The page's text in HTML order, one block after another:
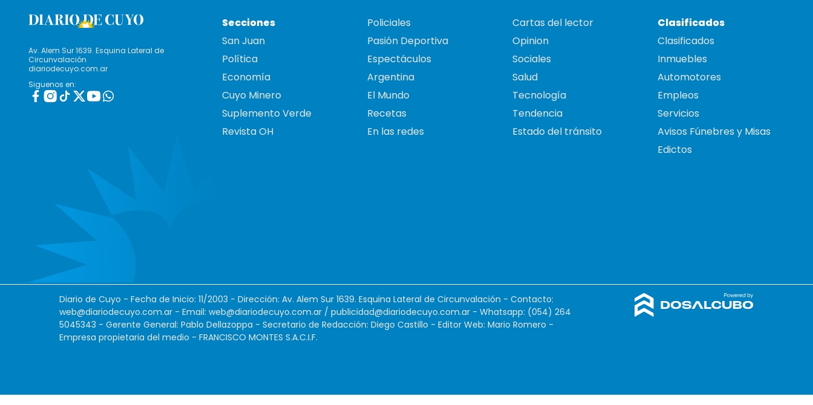
Av. Alem Sur 1639. Esquina Lateral de
Circunvalación
diariodecuyo.com.ar
Siguenos en:
Secciones
San Juan
Política
Economía
Cuyo Minero
Suplemento Verde
Revista OH
Policiales
Pasión Deportiva
Espectáculos
Argentina
El Mundo
Recetas
En las redes
Cartas del lector
Opinion
Sociales
Salud
Tecnología
Tendencia
Estado del tránsito
Clasificados
Clasificados
Inmuebles
Automotores
Empleos
Servicios
Avisos Fúnebres y Misas
Edictos
Diario de Cuyo - Fecha de Inicio: 11/2003 - Dirección: Av. Alem Sur 1639. Esquina Lateral de Circunvalación - Contacto:
web@diariodecuyo.com.ar - Email: web@diariodecuyo.com.ar / publicidad@diariodecuyo.com.ar - Whatsapp: (054) 264
5045343 - Gerente General: Pablo Dellazoppa - Secretario de Redacción: Diego Castillo - Editor Web: Mario Romero -
Empresa propietaria del medio - FRANCISCO MONTES S.A.C.I.F.